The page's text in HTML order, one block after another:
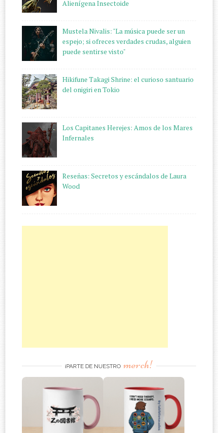
Alienígena Insectoide
Mustela Nivalis: "La música puede ser un
espejo; si ofreces verdades crudas, alguien
puede sentirse visto"
Hikifune Takagi Shrine: el curioso santuario
del onigiri en Tokio
Los Capitanes Herejes: Amos de los Mares
Infernales
Reseñas: Secretos y escándalos de Laura
Wood
¡PARTE DE NUESTRO merch!